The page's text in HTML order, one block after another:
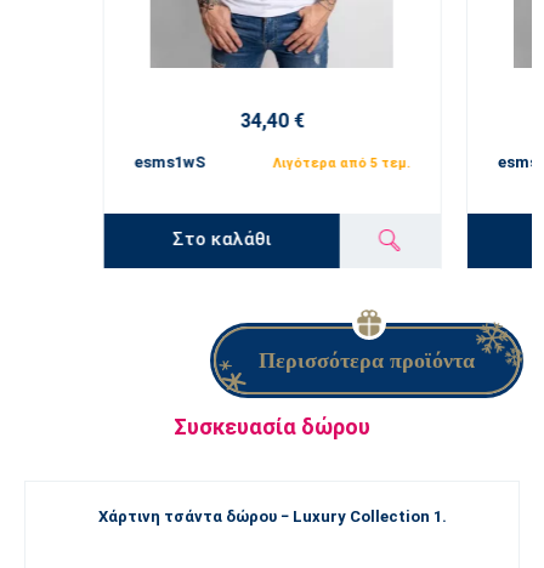
34,40 €
esms1wS Λιγότερα από 5 τεμ.
Στο καλάθι
Περισσότερα προϊόντα
Συσκευασία δώρου
Χάρτινη τσάντα δώρου − Luxury Collection 1.